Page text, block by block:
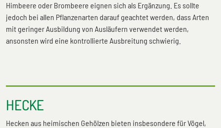
Himbeere oder Brombeere eignen sich als Ergänzung. Es sollte
jedoch bei allen Pflanzenarten darauf geachtet werden, dass Arten
mit geringer Ausbildung von Ausläufern verwendet werden,
ansonsten wird eine kontrollierte Ausbreitung schwierig.
HECKE
Hecken aus heimischen Gehölzen bieten insbesondere für Vögel,